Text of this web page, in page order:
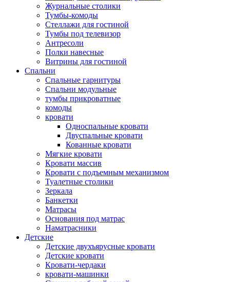
Журнальные столики
Тумбы-комоды
Стеллажи для гостиной
Тумбы под телевизор
Антресоли
Полки навесные
Витрины для гостиной
Спальни
Спальные гарнитуры
Спальни модульные
тумбы прикроватные
комоды
кровати
Односпальные кровати
Двуспальные кровати
Кованные кровати
Мягкие кровати
Кровати массив
Кровати с подъемным механизмом
Туалетные столики
Зеркала
Банкетки
Матрасы
Основания под матрас
Наматрасники
Детские
Детские двухъярусные кровати
Детские кровати
Кровати-чердаки
кровати-машинки